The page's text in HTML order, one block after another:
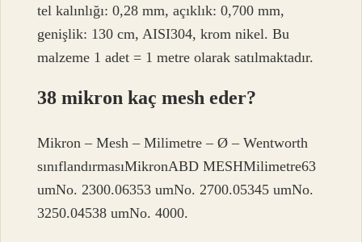
tel kalınlığı: 0,28 mm, açıklık: 0,700 mm,
genişlik: 130 cm, AISI304, krom nikel. Bu
malzeme 1 adet = 1 metre olarak satılmaktadır.
38 mikron kaç mesh eder?
Mikron – Mesh – Milimetre – Ø – Wentworth
sınıflandırmasıMikronABD MESHMilimetre63
umNo. 2300.06353 umNo. 2700.05345 umNo.
3250.04538 umNo. 4000.